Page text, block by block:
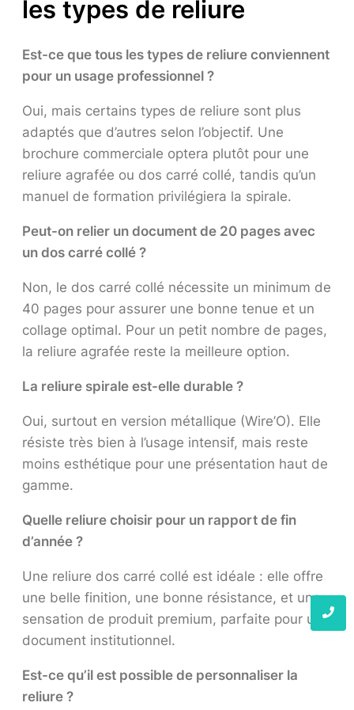
les types de reliure
Est-ce que tous les types de reliure conviennent
pour un usage professionnel ?
Oui, mais certains types de reliure sont plus
adaptés que d’autres selon l’objectif. Une
brochure commerciale optera plutôt pour une
reliure agrafée ou dos carré collé, tandis qu’un
manuel de formation privilégiera la spirale.
Peut-on relier un document de 20 pages avec
un dos carré collé ?
Non, le dos carré collé nécessite un minimum de
40 pages pour assurer une bonne tenue et un
collage optimal. Pour un petit nombre de pages,
la reliure agrafée reste la meilleure option.
La reliure spirale est-elle durable ?
Oui, surtout en version métallique (Wire’O). Elle
résiste très bien à l’usage intensif, mais reste
moins esthétique pour une présentation haut de
gamme.
Quelle reliure choisir pour un rapport de fin
d’année ?
Une reliure dos carré collé est idéale : elle offre
une belle finition, une bonne résistance, et une
sensation de produit premium, parfaite pour un
document institutionnel.
Est-ce qu’il est possible de personnaliser la
reliure ?